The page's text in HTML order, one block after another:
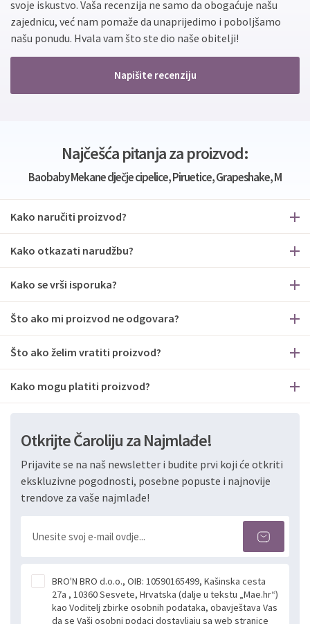
svoje iskustvo. Vaša recenzija ne samo da obogaćuje našu
zajednicu, već nam pomaže da unaprijedimo i poboljšamo
našu ponudu. Hvala vam što ste dio naše obitelji!
Napišite recenziju
Najčešća pitanja za proizvod:
Baobaby Mekane dječje cipelice, Piruetice, Grapeshake, M
Kako naručiti proizvod?
Kako otkazati narudžbu?
Kako se vrši isporuka?
Što ako mi proizvod ne odgovara?
Što ako želim vratiti proizvod?
Kako mogu platiti proizvod?
Otkrijte Čaroliju za Najmlađe!
Prijavite se na naš newsletter i budite prvi koji će otkriti
ekskluzivne pogodnosti, posebne popuste i najnovije
trendove za vaše najmlađe!
BRO'N BRO d.o.o., OIB: 10590165499, Kašinska cesta
27a , 10360 Sesvete, Hrvatska (dalje u tekstu „Mae.hr“)
kao Voditelj zbirke osobnih podataka, obavještava Vas
da se Vaši osobni podaci dostavljaju sa web stranice